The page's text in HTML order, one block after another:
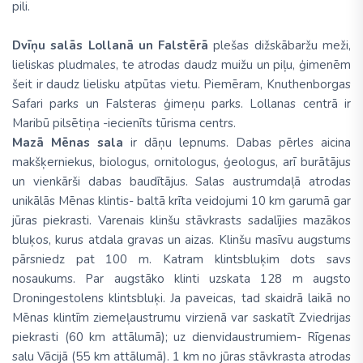
pili.
Dvīņu salās Lollanā un Falstērā plešas dižskābaržu meži,
lieliskas pludmales, te atrodas daudz muižu un piļu, ģimenēm
šeit ir daudz lielisku atpūtas vietu. Piemēram, Knuthenborgas
Safari parks un Falsteras ģimeņu parks. Lollanas centrā ir
Maribū pilsētiņa -iecienīts tūrisma centrs.
Mazā Mēnas sala ir dāņu lepnums. Dabas pērles aicina
makšķerniekus, biologus, ornitologus, ģeologus, arī burātājus
un vienkārši dabas baudītājus. Salas austrumdaļā atrodas
unikālās Mēnas klintis- baltā krīta veidojumi 10 km garumā gar
jūras piekrasti. Varenais klinšu stāvkrasts sadalījies mazākos
bluķos, kurus atdala gravas un aizas. Klinšu masīvu augstums
pārsniedz pat 100 m. Katram klintsbluķim dots savs
nosaukums. Par augstāko klinti uzskata 128 m augsto
Droningestolens klintsbluķi. Ja paveicas, tad skaidrā laikā no
Mēnas klintīm ziemeļaustrumu virzienā var saskatīt Zviedrijas
piekrasti (60 km attālumā); uz dienvidaustrumiem- Rīgenas
salu Vācijā (55 km attālumā). 1 km no jūras stāvkrasta atrodas